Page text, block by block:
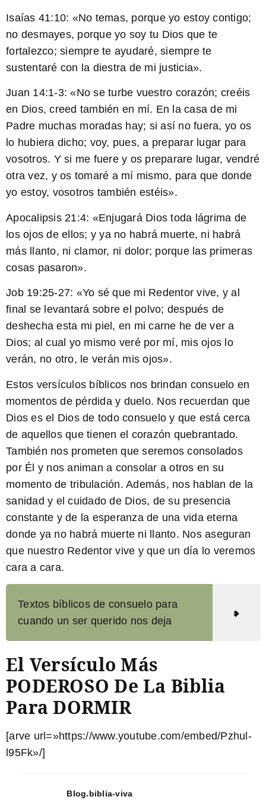
Isaías 41:10: «No temas, porque yo estoy contigo;
no desmayes, porque yo soy tu Dios que te
fortalezco; siempre te ayudaré, siempre te
sustentaré con la diestra de mi justicia».
Juan 14:1-3: «No se turbe vuestro corazón; creéis
en Dios, creed también en mí. En la casa de mi
Padre muchas moradas hay; si así no fuera, yo os
lo hubiera dicho; voy, pues, a preparar lugar para
vosotros. Y si me fuere y os preparare lugar, vendré
otra vez, y os tomaré a mí mismo, para que donde
yo estoy, vosotros también estéis».
Apocalipsis 21:4: «Enjugará Dios toda lágrima de
los ojos de ellos; y ya no habrá muerte, ni habrá
más llanto, ni clamor, ni dolor; porque las primeras
cosas pasaron».
Job 19:25-27: «Yo sé que mi Redentor vive, y al
final se levantará sobre el polvo; después de
deshecha esta mi piel, en mi carne he de ver a
Dios; al cual yo mismo veré por mí, mis ojos lo
verán, no otro, le verán mis ojos».
Estos versículos bíblicos nos brindan consuelo en
momentos de pérdida y duelo. Nos recuerdan que
Dios es el Dios de todo consuelo y que está cerca
de aquellos que tienen el corazón quebrantado.
También nos prometen que seremos consolados
por Él y nos animan a consolar a otros en su
momento de tribulación. Además, nos hablan de la
sanidad y el cuidado de Dios, de su presencia
constante y de la esperanza de una vida eterna
donde ya no habrá muerte ni llanto. Nos aseguran
que nuestro Redentor vive y que un día lo veremos
cara a cara.
Textos bíblicos de consuelo para
cuando un ser querido nos deja
El Versículo Más
PODEROSO De La Biblia
Para DORMIR
[arve url=»https://www.youtube.com/embed/Pzhul-
l95Fk»/]
Blog.biblia-viva